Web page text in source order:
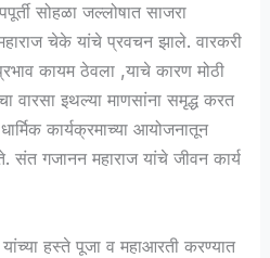
सोहळा जल्लोषात साजरा
चेके यांचे प्रवचन झाले. वारकरी
कायम ठेवला ,याचे कारण मोठी
वारसा इथल्या माणसांना समृद्ध करत
कार्यक्रमाच्या आयोजनातून
संत गजानन महाराज यांचे जीवन कार्य
हस्ते पूजा व महाआरती करण्यात